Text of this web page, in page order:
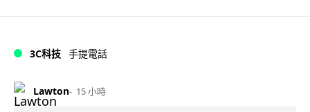
3C科技 手提電話
Lawton 15 小時